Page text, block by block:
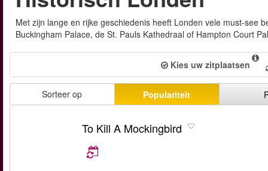
Met zijn lange en rijke geschiedenis heeft Londen vele must-see
Buckingham Palace, de St. Pauls Kathedraal of Hampton Court
Kies uw zitplaatsen
Sorteer op Populariteit
To Kill A Mockingbird